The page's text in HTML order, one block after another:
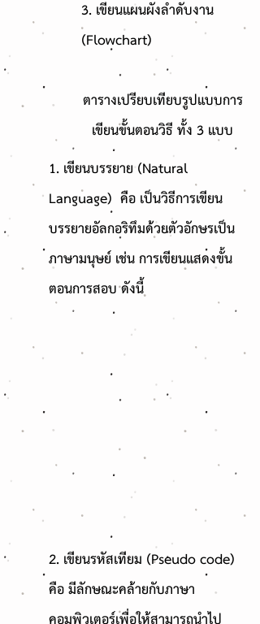
3. เขียนแผนผังลำดับงาน
(Flowchart)
ตารางเปรียบเทียบรูปแบบการ
เขียนขั้นตอนวิธี ทั้ง 3 แบบ
1. เขียนบรรยาย (Natural
Language) คือ เป็นวิธีการเขียน
บรรยายอัลกอริทึมด้วยตัวอักษรเป็น
ภาษามนุษย์ เช่น การเขียนแสดงขั้น
ตอนการสอบ ดังนี้
2. เขียนรหัสเทียม (Pseudo code)
คือ มีลักษณะคล้ายกับภาษา